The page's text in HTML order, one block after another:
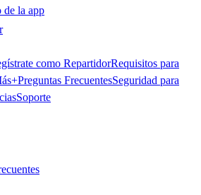
de la app
como RepartidorRequisitos para
Preguntas FrecuentesSeguridad para
Soporte